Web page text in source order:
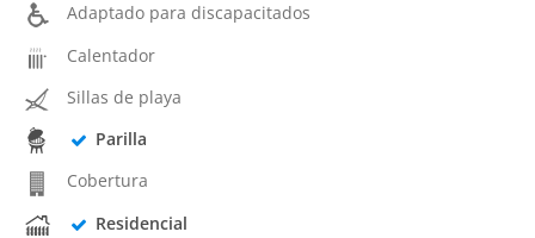
Adaptado para discapacitados
Calentador
Sillas de playa
Parilla
Cobertura
Residencial